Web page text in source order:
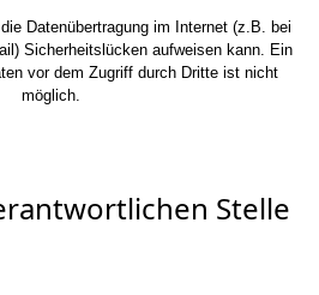
Datenübertragung im Internet (z.B. bei
Sicherheitslücken aufweisen kann. Ein
vor dem Zugriff durch Dritte ist nicht
möglich.
Stelle